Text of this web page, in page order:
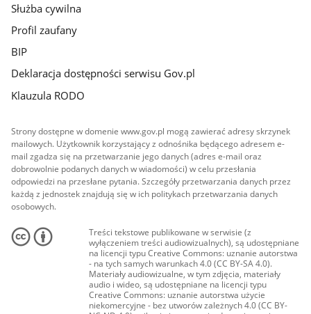
Służba cywilna
Profil zaufany
BIP
Deklaracja dostępności serwisu Gov.pl
Klauzula RODO
Strony dostępne w domenie www.gov.pl mogą zawierać adresy skrzynek
mailowych. Użytkownik korzystający z odnośnika będącego adresem e-
mail zgadza się na przetwarzanie jego danych (adres e-mail oraz
dobrowolnie podanych danych w wiadomości) w celu przesłania
odpowiedzi na przesłane pytania. Szczegóły przetwarzania danych przez
każdą z jednostek znajdują się w ich politykach przetwarzania danych
osobowych.
Treści tekstowe publikowane w serwisie (z
wyłączeniem treści audiowizualnych), są udostępniane
na licencji typu Creative Commons: uznanie autorstwa
- na tych samych warunkach 4.0 (CC BY-SA 4.0).
Materiały audiowizualne, w tym zdjęcia, materiały
audio i wideo, są udostępniane na licencji typu
Creative Commons: uznanie autorstwa użycie
niekomercyjne - bez utworów zależnych 4.0 (CC BY-